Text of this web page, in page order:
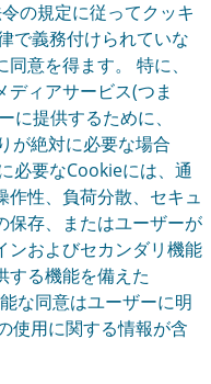
の規定に従ってクッキ
で義務付けられていな
意を得ます。 特に、
ィアサービス(つま
に提供するために、
が絶対に必要な場合
必要なCookieには、通
作性、負荷分散、セキュ
保存、またはユーザーが
ンおよびセカンダリ機能
する機能を備えた
な同意はユーザーに明
使用に関する情報が含